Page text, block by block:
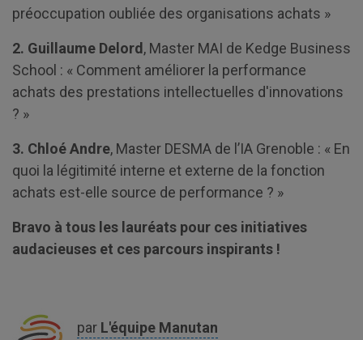
préoccupation oubliée des organisations achats »
2. Guillaume Delord , Master MAI de Kedge Business
School : « Comment améliorer la performance
achats des prestations intellectuelles d'innovations
? »
3. Chloé Andre, Master DESMA de l’IA Grenoble : « En
quoi la légitimité interne et externe de la fonction
achats est-elle source de performance ? »
Bravo à tous les lauréats pour ces initiatives
audacieuses et ces parcours inspirants !
par L'équipe Manutan